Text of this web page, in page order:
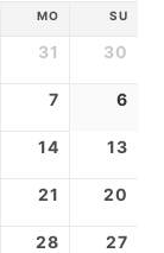
SU
MO
30
31
6
7
13
14
20
21
27
28